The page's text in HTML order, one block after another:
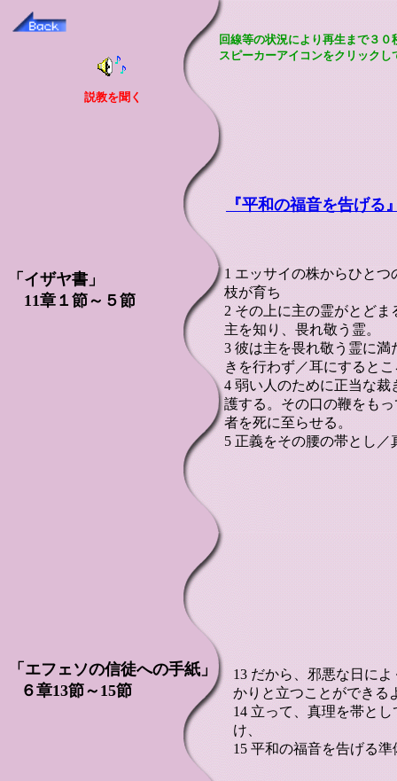
説教を聞く
「イザヤ書」
11章１節～５節
1 エッサイの株からひと
枝が育ち
2 その上に主の霊がとど
主を知り、畏れ敬う霊。
3 彼は主を畏れ敬う霊に
きを行わず／耳にすると
4 弱い人のために正当な
護する。その口の鞭をも
者を死に至らせる。
5 正義をその腰の帯とし
「エフェソの信徒への手紙」
６章13節～15節
13 だから、邪悪な日に
かりと立つことができる
14 立って、真理を帯と
け、
15 平和の福音を告げる
回線等の状況により再生まで３
スピーカーアイコンをクリック
『平和の福音を告げる